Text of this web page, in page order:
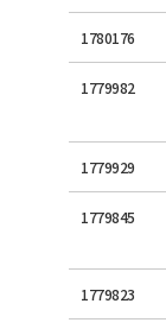
1780176
1779982
1779929
1779845
1779823